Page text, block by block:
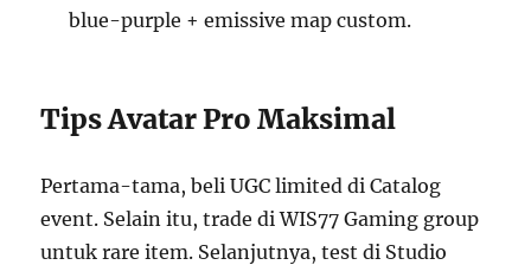
blue-purple + emissive map custom.
Tips Avatar Pro Maksimal
Pertama-tama, beli UGC limited di Catalog
event. Selain itu, trade di WIS77 Gaming group
untuk rare item. Selanjutnya, test di Studio